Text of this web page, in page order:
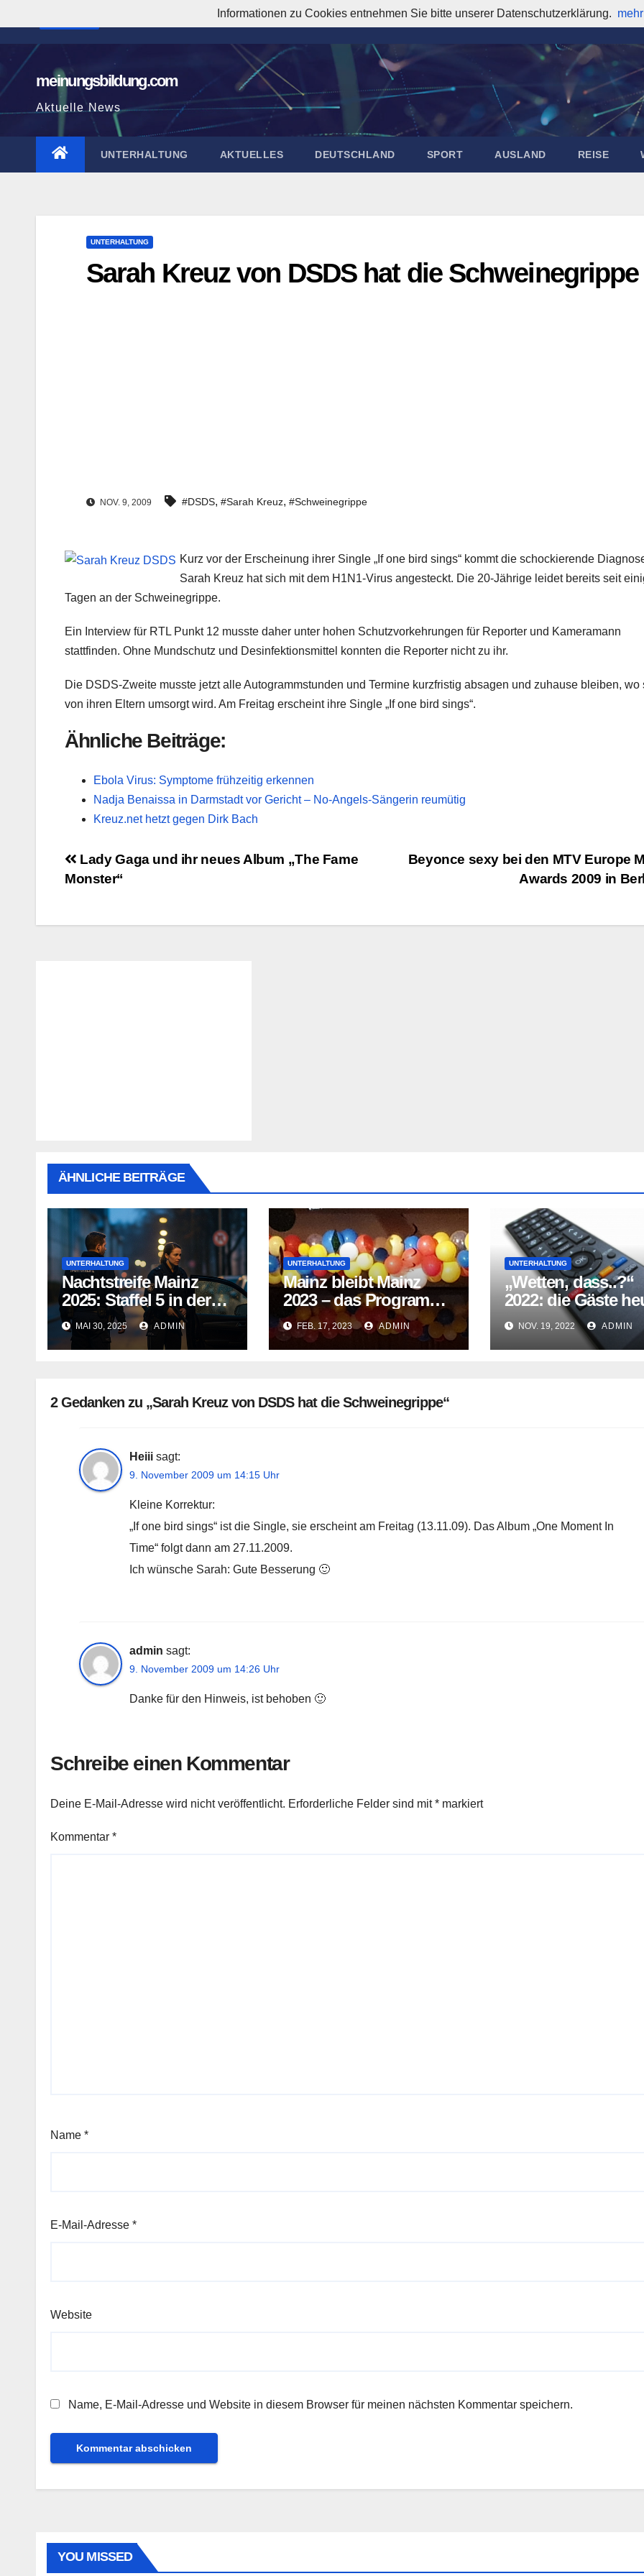
Inhalt
springen
meinungsbildung.com
Aktuelle News
UNTERHALTUNG AKTUELLES DEUTSCHLAND SPORT AUSLAND REISE
UNTERHALTUNG
Sarah Kreuz von DSDS hat die Schweinegrippe
NOV. 9, 2009 #DSDS, #Sarah Kreuz, #Schweinegrippe
Kurz vor der Erscheinung ihrer Single „If one bird sings“ kommt die schockierende
Sarah Kreuz hat sich mit dem H1N1-Virus angesteckt. Die 20-Jährige leidet bereits seit
Tagen an der Schweinegrippe.
Ein Interview für RTL Punkt 12 musste daher unter hohen Schutzvorkehrungen für Reporter und Kameramann
stattfinden. Ohne Mundschutz und Desinfektionsmittel konnten die Reporter nicht zu ihr.
Die DSDS-Zweite musste jetzt alle Autogrammstunden und Termine kurzfristig absagen und zuhause bleiben, wo
von ihren Eltern umsorgt wird. Am Freitag erscheint ihre Single „If one bird sings“.
Ähnliche Beiträge:
Ebola Virus: Symptome frühzeitig erkennen
Nadja Benaissa in Darmstadt vor Gericht – No-Angels-Sängerin reumütig
Kreuz.net hetzt gegen Dirk Bach
Beitragsnavigation
Beyonce sexy bei den MTV Europe
Awards 2009 in
Lady Gaga und ihr neues Album „The Fame
Monster“
ÄHNLICHE BEITRÄGE
UNTERHALTUNG
Nachtstreife Mainz
2025: Staffel 5 in der
ARD Mediathek
MAI 30, 2025 ADMIN
UNTERHALTUNG
Mainz bleibt Mainz
2023 – das Programm
für heute Abend
FEB. 17, 2023 ADMIN
UNTERHALTUNG
„Wetten, dass..?“
2022: die Gäste
Abend
NOV. 19, 2022 ADMIN
2 Gedanken zu „Sarah Kreuz von DSDS hat die Schweinegrippe“
Heiii sagt:
9. November 2009 um 14:15 Uhr
Kleine Korrektur:
„If one bird sings“ ist die Single, sie erscheint am Freitag (13.11.09). Das Album „One Moment In
Time“ folgt dann am 27.11.2009.
Ich wünsche Sarah: Gute Besserung 🙂
admin sagt:
9. November 2009 um 14:26 Uhr
Danke für den Hinweis, ist behoben 🙂
Schreibe einen Kommentar
Deine E-Mail-Adresse wird nicht veröffentlicht. Erforderliche Felder sind mit* markiert
Kommentar *
Name *
E-Mail-Adresse *
Website
Name, E-Mail-Adresse und Website in diesem Browser für meinen nächsten Kommentar speichern.
YOU MISSED
Informationen zu Cookies entnehmen Sie bitte unserer Datenschutzerklärung.